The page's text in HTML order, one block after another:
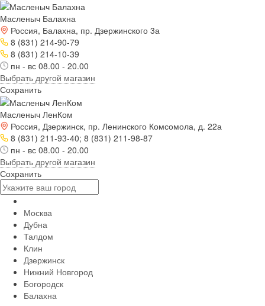
Масленыч Балахна
Россия, Балахна, пр. Дзержинского 3а
8 (831) 214-90-79
8 (831) 214-10-39
пн - вс 08.00 - 20.00
Выбрать другой магазин
Сохранить
Масленыч ЛенКом
Россия, Дзержинск, пр. Ленинского Комсомола, д. 22а
8 (831) 211-93-40; 8 (831) 211-98-87
пн - вс 08.00 - 20.00
Выбрать другой магазин
Сохранить
Москва
Дубна
Талдом
Клин
Дзержинск
Нижний Новгород
Богородск
Балахна